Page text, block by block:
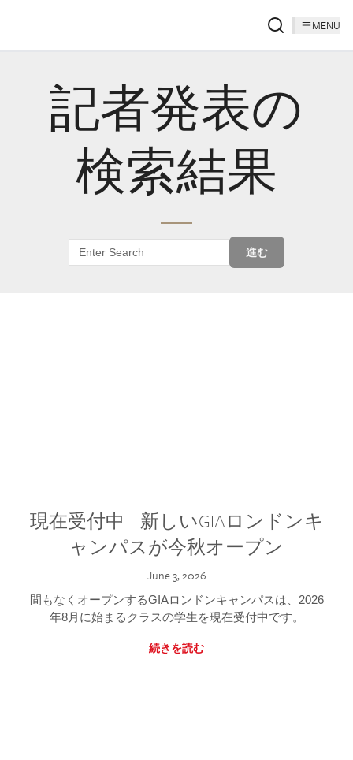
MENU
記者発表の
検索結果
進む
現在受付中 – 新しいGIAロンドンキ
ャンパスが今秋オープン
June 3, 2026
間もなくオープンするGIAロンドンキャンパスは、2026
年8月に始まるクラスの学生を現在受付中です。
続きを読む